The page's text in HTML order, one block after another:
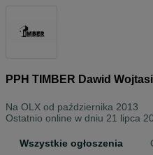
PPH TIMBER Dawid
Na OLX od października 2013
Ostatnio online w dniu 21 lipca
Wszystkie ogłoszenia